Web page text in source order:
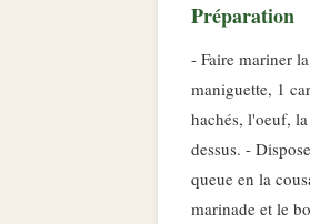
Préparation
- Faire mariner
maniguette, 1
hachés, l'oeuf,
dessus. -
queue en la
marinade et le